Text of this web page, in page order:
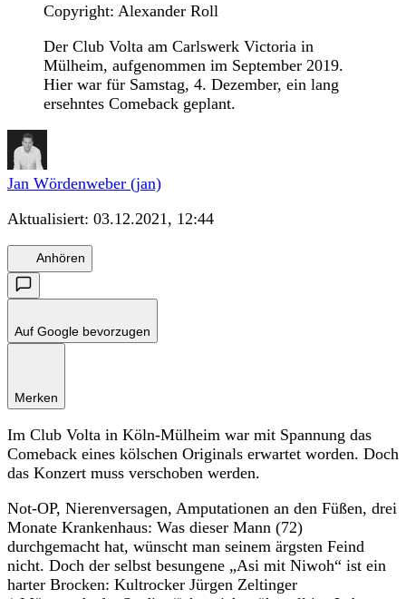
Copyright: Alexander Roll
Der Club Volta am Carlswerk Victoria in
Mülheim, aufgenommen im September 2019.
Hier war für Samstag, 4. Dezember, ein lang
ersehntes Comeback geplant.
Jan Wördenweber (jan)
Aktualisiert: 03.12.2021, 12:44
Anhören
Auf Google bevorzugen
Merken
Im Club Volta in Köln-Mülheim war mit Spannung das
Comeback eines kölschen Originals erwartet worden. Doch
das Konzert muss verschoben werden.
Not-OP, Nierenversagen, Amputationen an den Füßen, drei
Monate Krankenhaus: Was dieser Mann (72)
durchgemacht hat, wünscht man seinem ärgsten Feind
nicht. Doch der selbst besungene „Asi mit Niwoh“ ist ein
harter Brocken: Kultrocker Jürgen Zeltinger